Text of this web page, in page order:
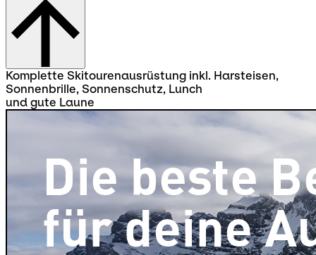
Komplette Skitourenausrüstung inkl. Harsteisen,
Sonnenbrille, Sonnenschutz, Lunch
und gute Laune